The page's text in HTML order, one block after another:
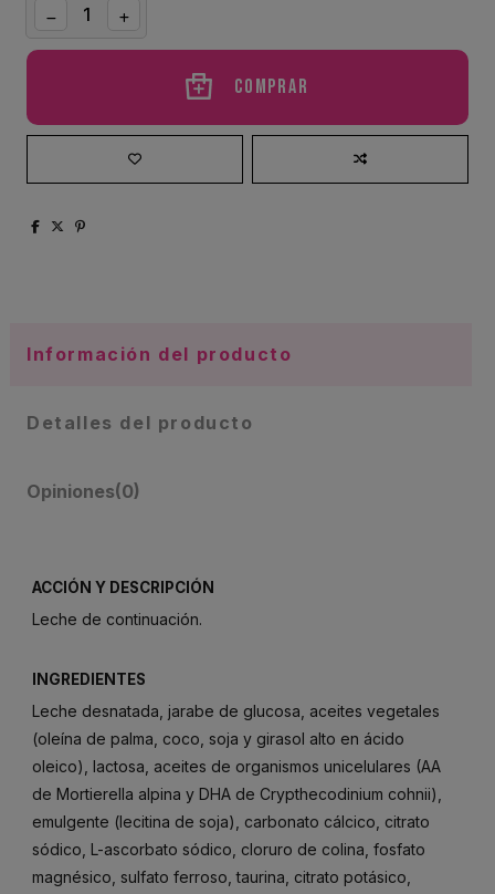
Comprar
Información del producto
Detalles del producto
Opiniones(0)
ACCIÓN Y DESCRIPCIÓN
Leche de continuación.
INGREDIENTES
Leche desnatada, jarabe de glucosa, aceites vegetales
(oleína de palma, coco, soja y girasol alto en ácido
oleico), lactosa, aceites de organismos unicelulares (AA
de Mortierella alpina y DHA de Crypthecodinium cohnii),
emulgente (lecitina de soja), carbonato cálcico, citrato
sódico, L-ascorbato sódico, cloruro de colina, fosfato
magnésico, sulfato ferroso, taurina, citrato potásico,